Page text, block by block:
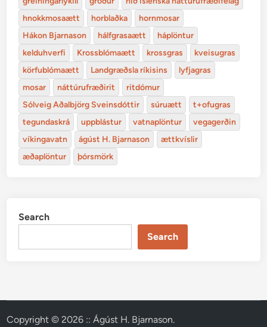
hnokkmosaætt
horblaðka
hornmosar
Hákon Bjarnason
hálfgrasaætt
háplöntur
kelduhverfi
Krossblómaætt krossgras
kveisugras
körfublómaætt
Landgræðsla ríkisins
lyfjagras
mosar
náttúrufræðirit
ritdómur
Sólveig Aðalbjörg Sveinsdóttir
súruætt
t+ofugras
tegundaskrá
uppblástur vatnaplöntur
vegagerðin
víkingavatn
ágúst H. Bjarnason
ættkvíslir
æðaplöntur
þórsmörk
Search
Search
Copyright © 2026 :: Ágúst H. Bjarnason.